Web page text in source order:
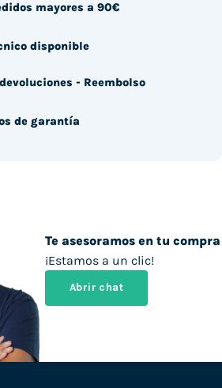
Te asesoramos en tu compra
¡Estamos a un clic!
Abrir chat
mayores a 90€
disponible
- Reembolso
de garantía